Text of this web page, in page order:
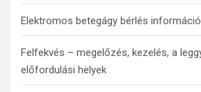
Elektromos betegágy bérlés
Felfekvés – megelőzés, kezelés, a
előfordulási helyek